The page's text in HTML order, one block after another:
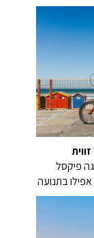
באיכות גבוהה עם מצלמת 50 מגה פיקסל
אפילו בתנועה